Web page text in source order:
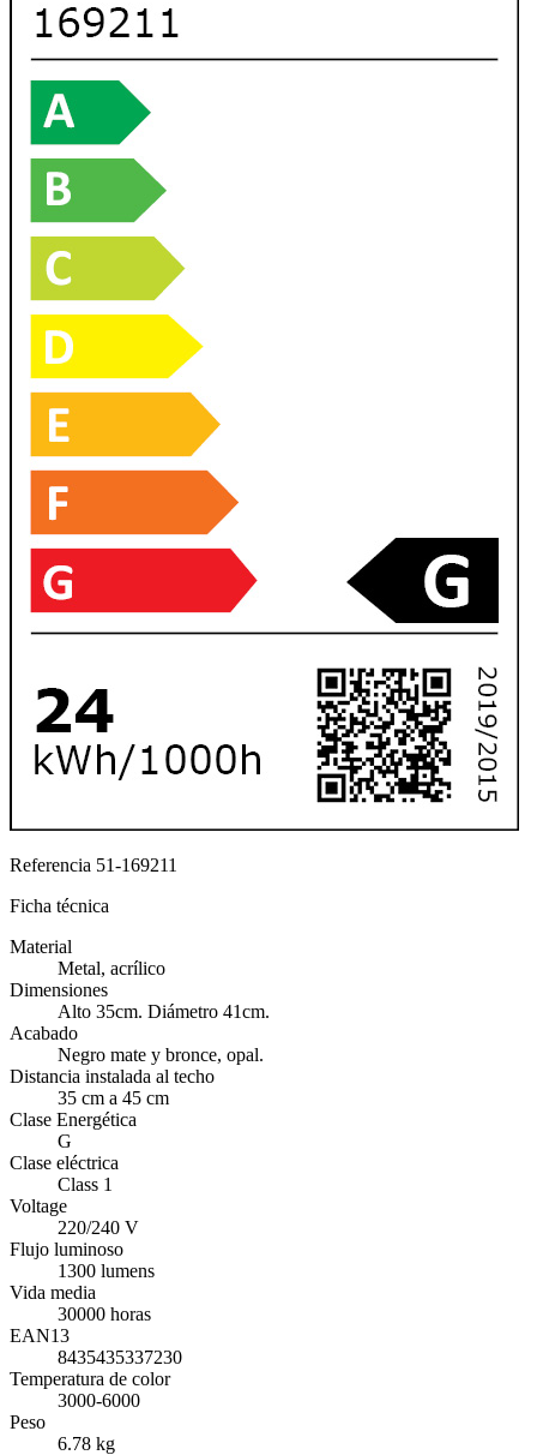
Referencia 51-169211
Ficha técnica
Material
Metal, acrílico
Dimensiones
Alto 35cm. Diámetro 41cm.
Acabado
Negro mate y bronce, opal.
Distancia instalada al techo
35 cm a 45 cm
Clase Energética
G
Clase eléctrica
Class 1
Voltage
220/240 V
Flujo luminoso
1300 lumens
Vida media
30000 horas
EAN13
8435435337230
Temperatura de color
3000-6000
Peso
6.78 kg